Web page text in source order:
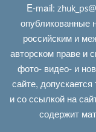
E‑mail:
опубликованные
российским и
авторском праве и
фото- видео- и
сайте,
и со ссылкой на
содержит